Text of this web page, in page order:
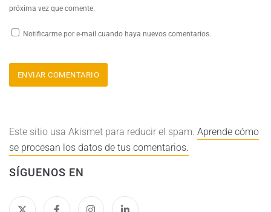
próxima vez que comente.
Notificarme por e-mail cuando haya nuevos comentarios.
Este sitio usa Akismet para reducir el spam. Aprende cómo
se procesan los datos de tus comentarios.
SÍGUENOS EN